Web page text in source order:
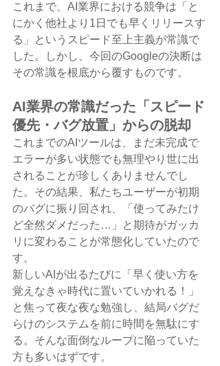
これまで、AI業界における競争は「と
にかく他社より1日でも早くリリースす
る」というスピード至上主義が常識で
した。しかし、今回のGoogleの決断は
その常識を根底から覆すものです。
AI業界の常識だった「スピード
優先・バグ放置」からの脱却
これまでのAIツールは、まだ未完成で
エラーが多い状態でも無理やり世に出
されることが珍しくありませんでし
た。その結果、私たちユーザーが初期
のバグに振り回され、「使ってみたけ
ど全然ダメだった…」と期待がガッカ
リに変わることが常態化していたので
す。
新しいAIが出るたびに「早く使い方を
覚えなきゃ時代に置いていかれる！」
と焦って夜な夜な勉強し、結局バグだ
らけのシステムを前に時間を無駄にす
る。そんな面倒なループに陥っていた
方も多いはずです。